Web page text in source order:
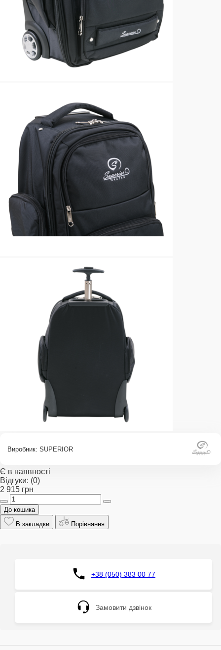
Виробник: SUPERIOR
Є в наявності
Відгуки: (0)
2 915 грн
До кошика
В закладки
Порівняння
+38 (050) 383 00 77
Замовити дзвінок